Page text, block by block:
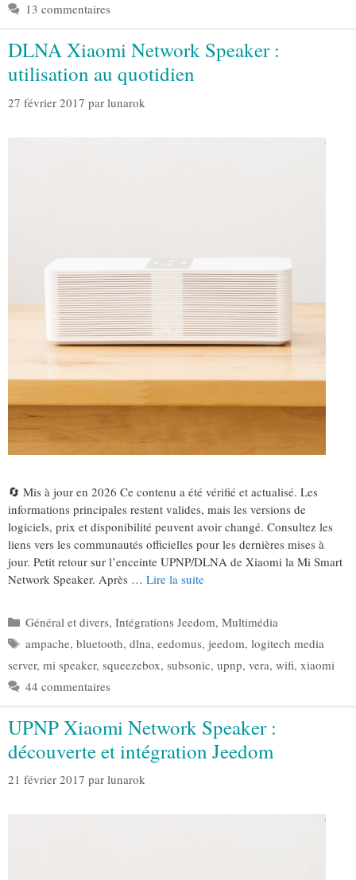
13 commentaires
DLNA Xiaomi Network Speaker :
utilisation au quotidien
27 février 2017 par lunarok
🔄 Mis à jour en 2026 Ce contenu a été vérifié et actualisé. Les
informations principales restent valides, mais les versions de
logiciels, prix et disponibilité peuvent avoir changé. Consultez les
liens vers les communautés officielles pour les dernières mises à
jour. Petit retour sur l’enceinte UPNP/DLNA de Xiaomi la Mi Smart
Network Speaker. Après … Lire la suite
Catégories
Général et divers, Intégrations Jeedom, Multimédia
Étiquettes
ampache, bluetooth, dlna, eedomus, jeedom, logitech media
server, mi speaker, squeezebox, subsonic, upnp, vera, wifi, xiaomi
44 commentaires
UPNP Xiaomi Network Speaker :
découverte et intégration Jeedom
21 février 2017 par lunarok